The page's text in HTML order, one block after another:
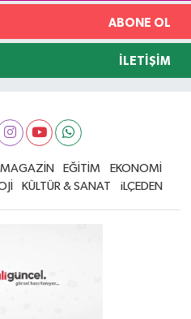
ABONE OL
İLETIŞIM
MAGAZİN EĞİTİM
EKONOMİ
KÜLTÜR & SANAT iLÇEDEN